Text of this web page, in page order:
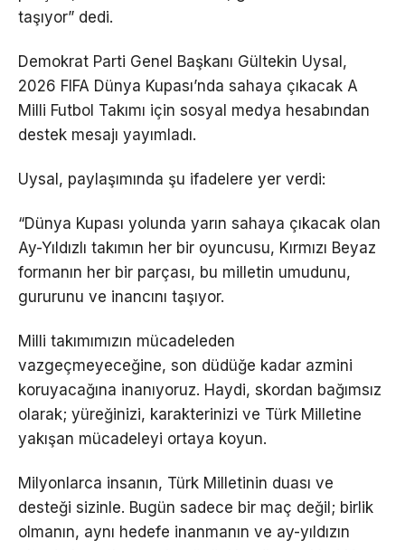
taşıyor” dedi.
Demokrat Parti Genel Başkanı Gültekin Uysal,
2026 FIFA Dünya Kupası’nda sahaya çıkacak A
Milli Futbol Takımı için sosyal medya hesabından
destek mesajı yayımladı.
Uysal, paylaşımında şu ifadelere yer verdi:
“Dünya Kupası yolunda yarın sahaya çıkacak olan
Ay-Yıldızlı takımın her bir oyuncusu, Kırmızı Beyaz
formanın her bir parçası, bu milletin umudunu,
gururunu ve inancını taşıyor.
Milli takımımızın mücadeleden
vazgeçmeyeceğine, son düdüğe kadar azmini
koruyacağına inanıyoruz. Haydi, skordan bağımsız
olarak; yüreğinizi, karakterinizi ve Türk Milletine
yakışan mücadeleyi ortaya koyun.
Milyonlarca insanın, Türk Milletinin duası ve
desteği sizinle. Bugün sadece bir maç değil; birlik
olmanın, aynı hedefe inanmanın ve ay-yıldızın